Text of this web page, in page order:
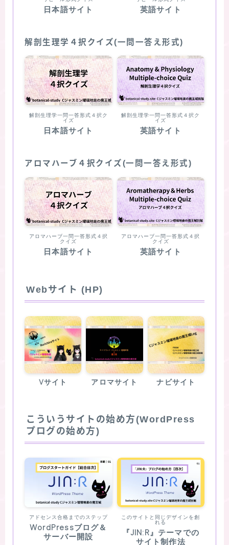
日本語サイト 英語サイト
解剖生理学４択クイズ(一問一答え形式)
解剖生理学一問一答形式４択ク
イズ
日本語サイト
解剖生理学一問一答形式４択ク
イズ
英語サイト
アロマハーブ４択クイズ(一問一答え形式)
アロマハーブ一問一答形式４択
クイズ
日本語サイト
アロマハーブ一問一答形式４択
クイズ
英語サイト
Webサイト (HP)
Vサイト アロマサイト ナビサイト
こういうサイトの始め方(WordPress
プログの始め方)
アドセンス合格までのステップ
WordPressブログ＆
サーバー開設
このサイトと同じデザインを創
れる
『JIN:R』テーマでの
サイト制作法